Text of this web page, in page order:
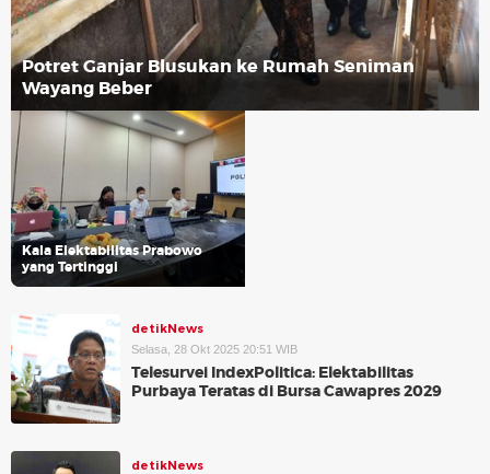
Potret Ganjar Blusukan ke Rumah Seniman
Wayang Beber
Kala Elektabilitas Prabowo
yang Tertinggi
detikNews
Selasa, 28 Okt 2025 20:51 WIB
Telesurvei IndexPolitica: Elektabilitas
Purbaya Teratas di Bursa Cawapres 2029
detikNews